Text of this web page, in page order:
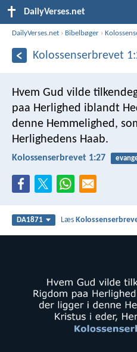
DailyVerses.net
DailyVerses.net › Bibelbøger ›
Kolossenserbrevet
Hvem Gud vilde
paa Herlighed iblandt
denne Hemmelighed,
Herlighedens Haab.
Kolossenserbrevet 1:27
DA1871 Læs